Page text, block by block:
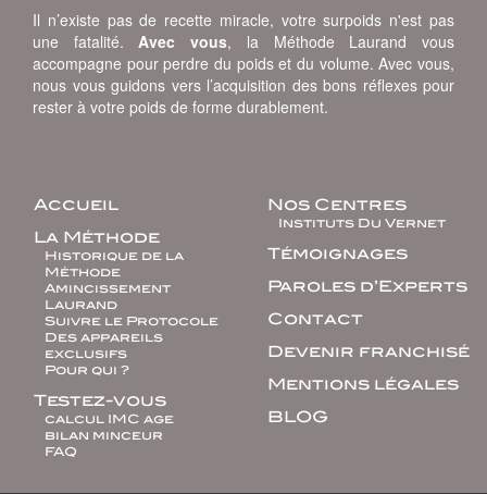
Il n’existe pas de recette miracle, votre surpoids n'est pas
une fatalité.Avec vous, la Méthode Laurand vous
accompagne pour perdre du poids et du volume. Avec vous,
nous vous guidons vers l’acquisition des bons réflexes pour
rester à votre poids de forme durablement.
Accueil
La Méthode
Historique de la
Méthode
Amincissement
Laurand
Suivre le Protocole
Des appareils
exclusifs
Pour qui ?
Testez-vous
calcul IMC age
bilan minceur
FAQ
Nos Centres
Instituts Du Vernet
Témoignages
Paroles d’Experts
Contact
Devenir franchisé
Mentions légales
BLOG